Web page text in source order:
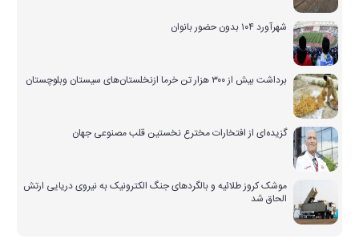
شهرآورد ۱۰۴ بدون حضور بانوان
برداشت بیش از ۳۰۰ هزار تن خرما ازنخلستان‌های سیستان وبلوچستان
گزیده‌ای از افتخارات مخترع نخستین قلب مصنوعی جهان
موشک کروز طلائیه و بالگردهای جنگ الکترونیک به نیروی دریایی ارتش
الحاق شد